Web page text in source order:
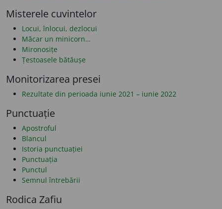
Misterele cuvintelor
Locui, înlocui, dezlocui
Măcar un minicorn…
Mironosițe
Țestoasele bătăușe
Monitorizarea presei
Rezultate din perioada iunie 2021 – iunie 2022
Punctuație
Apostroful
Blancul
Istoria punctuației
Punctuația
Punctul
Semnul întrebării
Rodica Zafiu